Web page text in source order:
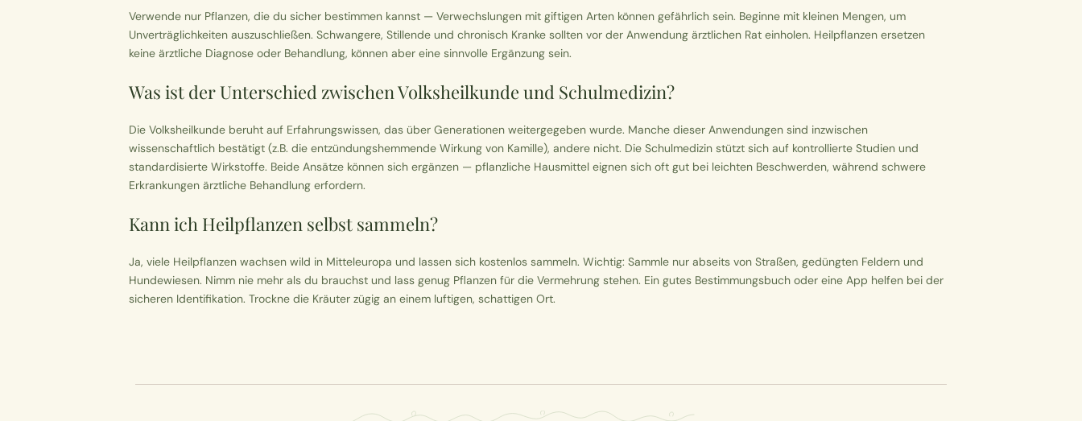
Verwende nur Pflanzen, die du sicher bestimmen kannst — Verwechslungen mit giftigen Arten können gefährlich sein. Beginne mit kleinen Mengen, um
Unverträglichkeiten auszuschließen. Schwangere, Stillende und chronisch Kranke sollten vor der Anwendung ärztlichen Rat einholen. Heilpflanzen ersetzen
keine ärztliche Diagnose oder Behandlung, können aber eine sinnvolle Ergänzung sein.
Was ist der Unterschied zwischen Volksheilkunde und Schulmedizin?
Die Volksheilkunde beruht auf Erfahrungswissen, das über Generationen weitergegeben wurde. Manche dieser Anwendungen sind inzwischen
wissenschaftlich bestätigt (z.B. die entzündungshemmende Wirkung von Kamille), andere nicht. Die Schulmedizin stützt sich auf kontrollierte Studien und
standardisierte Wirkstoffe. Beide Ansätze können sich ergänzen — pflanzliche Hausmittel eignen sich oft gut bei leichten Beschwerden, während schwere
Erkrankungen ärztliche Behandlung erfordern.
Kann ich Heilpflanzen selbst sammeln?
Ja, viele Heilpflanzen wachsen wild in Mitteleuropa und lassen sich kostenlos sammeln. Wichtig: Sammle nur abseits von Straßen, gedüngten Feldern und
Hundewiesen. Nimm nie mehr als du brauchst und lass genug Pflanzen für die Vermehrung stehen. Ein gutes Bestimmungsbuch oder eine App helfen bei der
sicheren Identifikation. Trockne die Kräuter zügig an einem luftigen, schattigen Ort.